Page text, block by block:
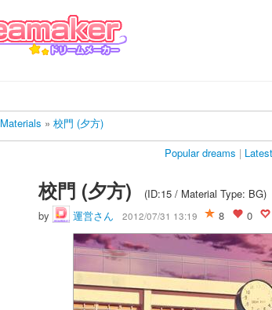
Materials » 校門 (夕方)
Popular dreams |
校門 (夕方)
(ID:15 / Material Type: BG)
by
運営さん 2012/07/31 13:19 8 0